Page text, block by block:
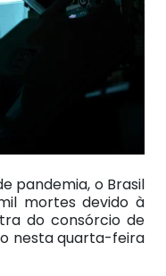
pandemia, o Brasil
mortes devido à
do consórcio de
nesta quarta-feira